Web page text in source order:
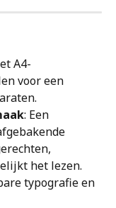
A4-
voor een
: Een
het lezen.
typografie en